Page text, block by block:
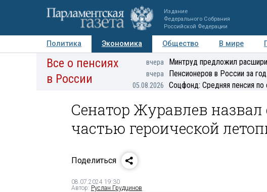
Издание
Федерального Собрания
Российской Федерации
Политика Экономика Общество В мире
Авторы Персоны Мнения Регионы
Все о пенсиях
в России
вчера Минтруд предложил
вчера Пенсионеров в России за
05.08.2026 Соцфонд: Средняя пенсия
Сенатор Журавлев
частью героической
Поделиться
08.07.2024 19:30
Автор: Руслан Грудцинов